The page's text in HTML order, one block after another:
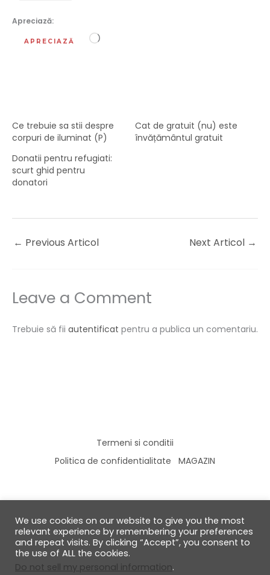
Apreciază:
APRECIAZĂ Încarc...
Ce trebuie sa stii despre
corpuri de iluminat (P)
Cat de gratuit (nu) este
învățământul gratuit
Donatii pentru refugiati:
scurt ghid pentru
donatori
← Previous Articol Next Articol →
Leave a Comment
Trebuie să fii autentificat pentru a publica un comentariu.
Termeni si conditii
Politica de confidentialitate
MAGAZIN
© 2026 GabiRalea.ro | DIY & Living
We use cookies on our website to give you the most
relevant experience by remembering your preferences
and repeat visits. By clicking “Accept”, you consent to
the use of ALL the cookies.
Do not sell my personal information.